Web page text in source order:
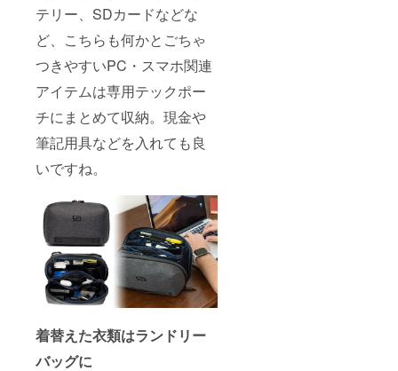
テリー、SDカードなどな
ど、こちらも何かとごちゃ
つきやすいPC・スマホ関連
アイテムは専用テックポー
チにまとめて収納。現金や
筆記用具などを入れても良
いですね。
着替えた衣類はランドリー
バッグに